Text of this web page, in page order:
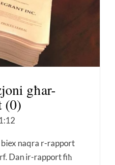
għar-
(0)
naqra r-rapport
Dan ir-rapport fiħ